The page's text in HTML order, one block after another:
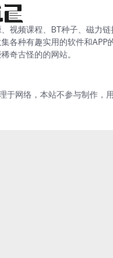
视频课程、BT种子、磁力
各种有趣实用的软件和APP的
奇古怪的的网站。
于网络，本站不参与制作，